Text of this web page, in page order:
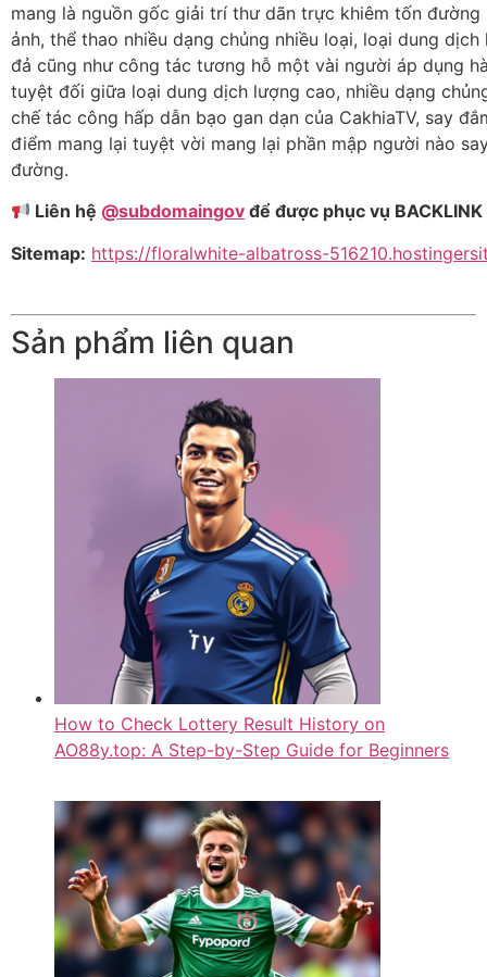
mang là nguồn gốc giải trí thư dãn trực khiêm tốn
ảnh, thể thao nhiều dạng chủng nhiều loại, loại dung
đả cũng như công tác tương hỗ một vài người áp dụng
tuyệt đối giữa loại dung dịch lượng cao, nhiều dạng
chế tác công hấp dẫn bạo gan dạn của CakhiaTV, say
điểm mang lại tuyệt vời mang lại phần mập người nào
đường.
Liên hệ @subdomaingov để được phục vụ
Sitemap: https://floralwhite-albatross-
Sản phẩm liên quan
How to Check Lottery Result History on
AO88y.top: A Step-by-Step Guide for Beginners